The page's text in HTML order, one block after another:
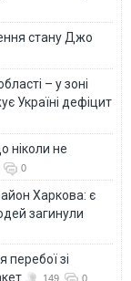
стану Джо
– у зоні
Україні дефіцит
ніколи не
0
Харкова: є
загинули
перебої зі
149 0